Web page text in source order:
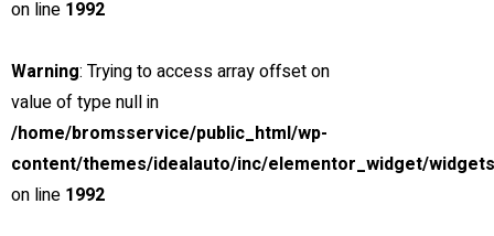
on line 1992
Warning: Trying to access array offset on
value of type null in
/home/bromsservice/public_html/wp-
content/themes/idealauto/inc/elementor_widget/
on line 1992
LÅNG ERFARENHET
Hög kompetens & lång erfarenhet